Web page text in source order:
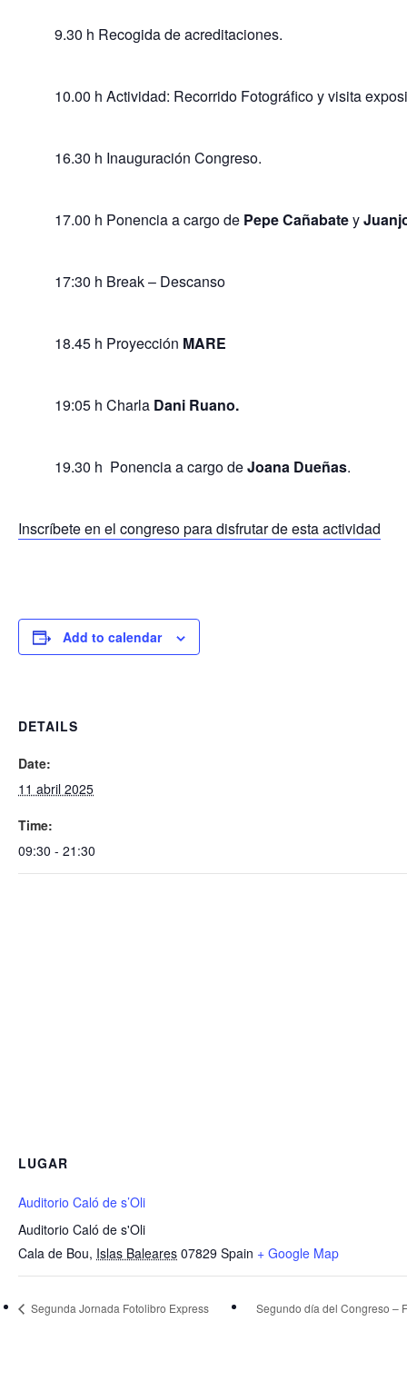
9.30 h Recogida de acreditaciones.
10.00 h Actividad: Recorrido Fotográfico y visita
16.30 h Inauguración Congreso.
17.00 h Ponencia a cargo de Pepe Cañabatey
17:30 h Break – Descanso
18.45 h Proyección MARE
19:05 h Charla Dani Ruano.
19.30 h Ponencia a cargo deJoana Dueñas.
Inscríbete en el congreso para disfrutar de esta actividad
Add to calendar
DETAILS
Date:
11 abril 2025
Time:
09:30 - 21:30
LUGAR
Auditorio Caló de s’Oli
Auditorio Caló de s'Oli
Cala de Bou, Islas Baleares 07829 Spain + Google Map
Segunda Jornada Fotolibro Express Segundo día del Congreso –